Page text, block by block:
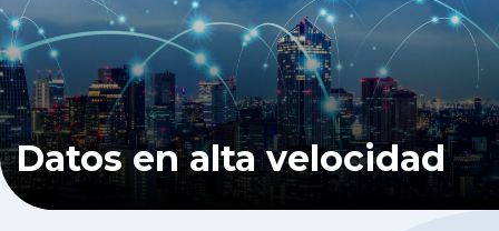
Datos en alta velocidad